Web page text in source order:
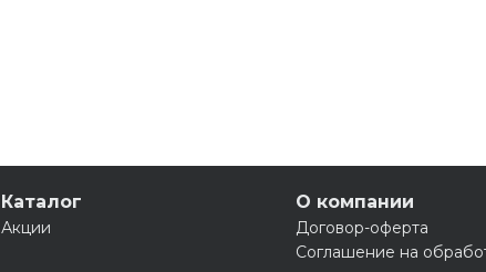
Каталог
Акции
О компании
Договор-оферта
Соглашение на